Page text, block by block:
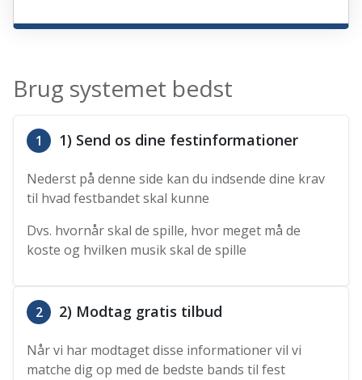
Brug systemet bedst
1 1) Send os dine festinformationer
Nederst på denne side kan du indsende dine krav
til hvad festbandet skal kunne
Dvs. hvornår skal de spille, hvor meget må de
koste og hvilken musik skal de spille
2 2) Modtag gratis tilbud
Når vi har modtaget disse informationer vil vi
matche dig op med de bedste bands til fest